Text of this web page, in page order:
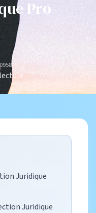
Pro
|
Juridique
Juridique